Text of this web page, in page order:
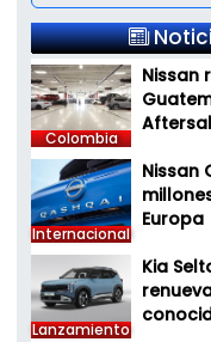
Colombia
Nissan
Internacional
Nissan
Europa
Lanzamiento
Kia